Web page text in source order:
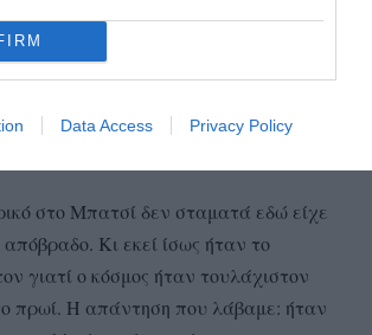
Data Access Privacy Policy
με τους νέους (φωτ. Εν
στο Μπατσί δεν σταματά εδώ είχε
Κι εκεί ίσως ήταν το
γιατί ο κόσμος ήταν τουλάχιστον
πρωί. Η απάντηση που λάβαμε: ήταν